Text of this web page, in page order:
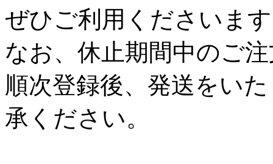
ぜひご利用くださいま
なお、休止期間中のご
順次登録後、発送をい
承ください。